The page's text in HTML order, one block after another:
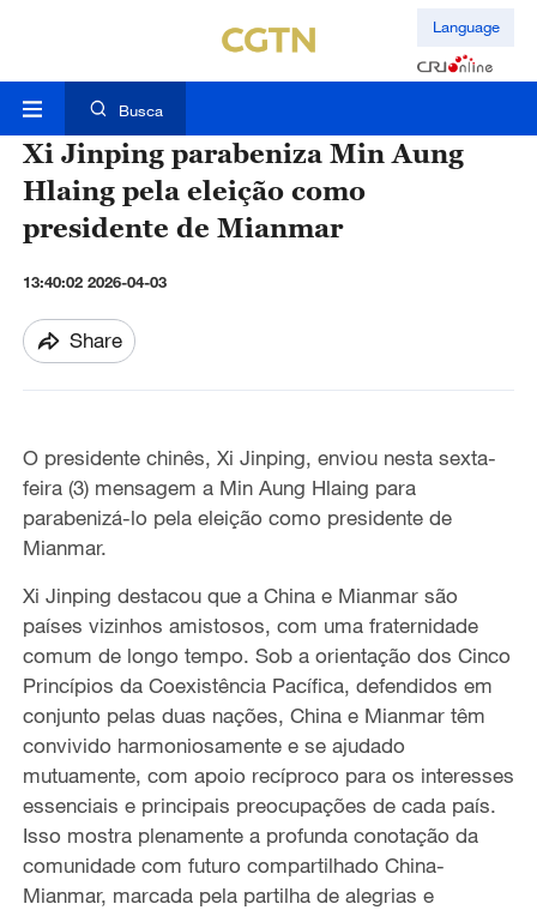
Language
Busca
Xi Jinping parabeniza Min Aung
Hlaing pela eleição como
presidente de Mianmar
13:40:02 2026-04-03
Share
O presidente chinês, Xi Jinping, enviou nesta sexta-
feira (3) mensagem a Min Aung Hlaing para
parabenizá-lo pela eleição como presidente de
Mianmar.
Xi Jinping destacou que a China e Mianmar são
países vizinhos amistosos, com uma fraternidade
comum de longo tempo. Sob a orientação dos Cinco
Princípios da Coexistência Pacífica, defendidos em
conjunto pelas duas nações, China e Mianmar têm
convivido harmoniosamente e se ajudado
mutuamente, com apoio recíproco para os interesses
essenciais e principais preocupações de cada país.
Isso mostra plenamente a profunda conotação da
comunidade com futuro compartilhado China-
Mianmar, marcada pela partilha de alegrias e